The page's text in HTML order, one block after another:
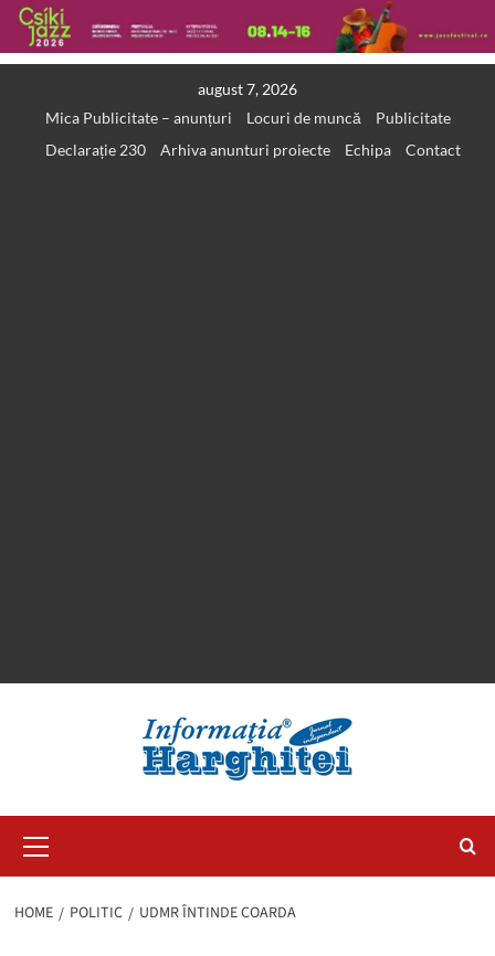
august 7, 2026
Mica Publicitate – anunțuri
Locuri de muncă
Publicitate
Declarație 230
Arhiva anunturi proiecte Echipa Contact
Menu
HOME POLITIC UDMR ÎNTINDE COARDA